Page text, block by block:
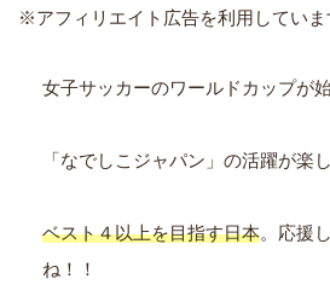
※アフィリエイト広告を利用していま
女子サッカーのワールドカップが
「なでしこジャパン」の活躍が楽
ベスト４以上を目指す日本。応援
ね！！